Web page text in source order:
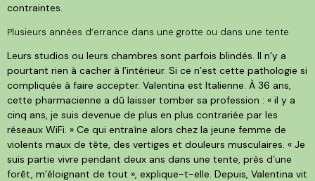
contraintes.
Plusieurs années d’errance dans une grotte ou dans une tente
Leurs studios ou leurs chambres sont parfois blindés. Il n’y a
pourtant rien à cacher à l’intérieur. Si ce n’est cette pathologie si
compliquée à faire accepter. Valentina est Italienne. À 36 ans,
cette pharmacienne a dû laisser tomber sa profession : « il y a
cinq ans, je suis devenue de plus en plus contrariée par les
réseaux WiFi. » Ce qui entraîne alors chez la jeune femme de
violents maux de tête, des vertiges et douleurs musculaires. « Je
suis partie vivre pendant deux ans dans une tente, près d’une
forêt, m’éloignant de tout », explique-t-elle. Depuis, Valentina vit